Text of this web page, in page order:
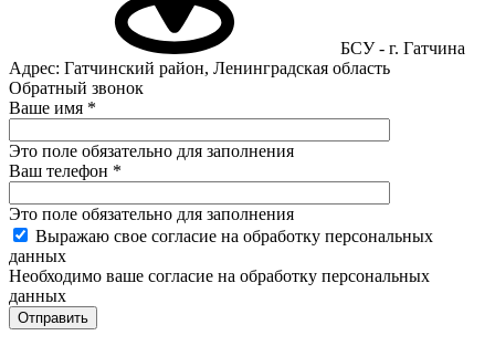
БСУ - г. Гатчина
Адрес: Гатчинский район, Ленинградская область
Обратный звонок
Ваше имя *
Это поле обязательно для заполнения
Ваш телефон *
Это поле обязательно для заполнения
Выражаю свое согласие на обработку персональных
данных
Необходимо ваше согласие на обработку персональных
данных
Отправить